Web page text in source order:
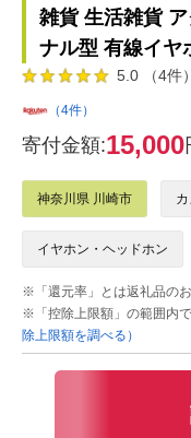
雑貨 生活雑貨
ナル型 有線イヤ
5.0 （4件）
（4件）
寄付金額:15,000
神奈川県 川崎市
イヤホン・ヘッドホン
※「還元率」とは返礼品の
※「控除上限額」の範囲内
除上限額を調べる）